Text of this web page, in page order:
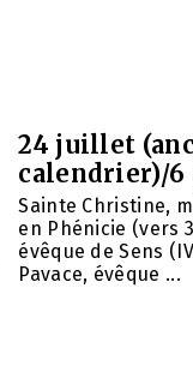
24 juillet
calendrier)/6
Sainte Christine,
en Phénicie (vers
évêque de Sens
Pavace, évêque ...